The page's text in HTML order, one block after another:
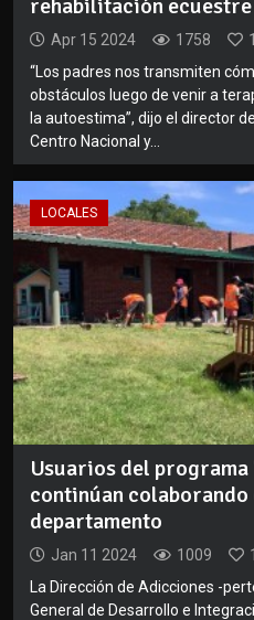
rehabilitación ecuestre
Apr 15 2024 1758
“Los padres nos transmiten
obstáculos luego de venir a
la autoestima”, dijo el director
Centro Nacional y...
LOCALES
Usuarios del programa
continúan
departamento
Jan 11 2024 1009
La Dirección de Adicciones -
General de Desarrollo e